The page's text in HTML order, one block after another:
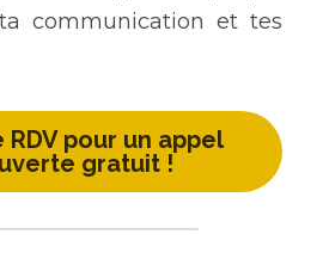
communication et tes
RDV pour un appel
gratuit !